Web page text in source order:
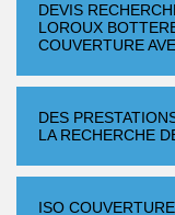
DEVIS
LOROUX
COUVERTURE
DES
LA RECHERCHE
ISO